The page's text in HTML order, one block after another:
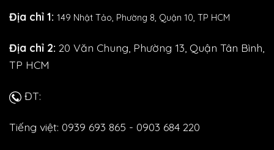
Địa chỉ 1: 149 Nhật Tảo, Phường 8, Quận 10, TP HCM
Địa chỉ 2: 20 Văn Chung, Phường 13, Quận Tân Bình,
TP HCM
ĐT:
Tiếng việt: 0939 693 865 - 0903 684 220